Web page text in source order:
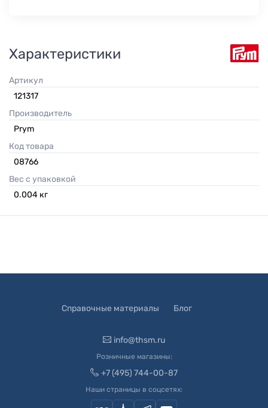
Характеристики
Артикул
121317
Производитель
Prym
Код товара
08766
Вес с упаковкой
0.004 кг
Справочные материалы Блог
info@thsm.ru
Розничные магазины:
+7 (495) 744-00-87
Наши страницы в соцсетях: